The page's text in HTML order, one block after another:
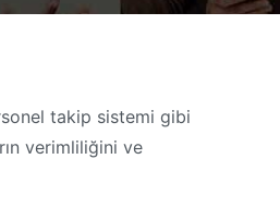
takip sistemi gibi
verimliliğini ve